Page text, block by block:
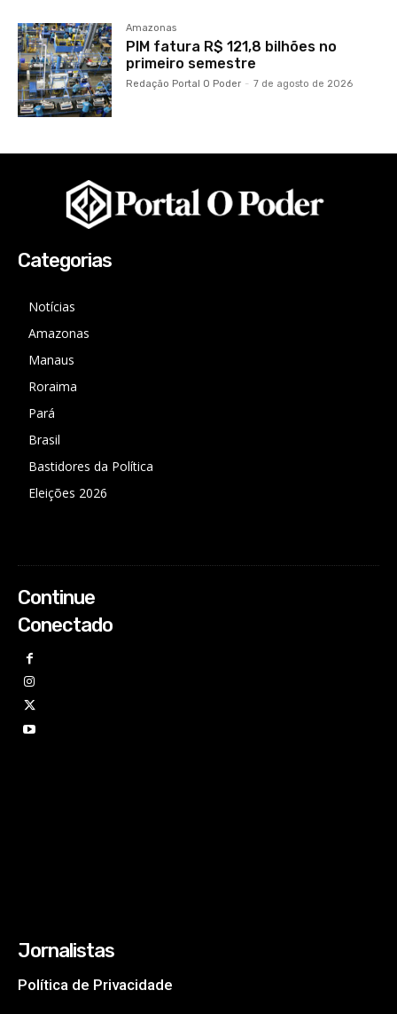
Amazonas
PIM fatura R$ 121,8 bilhões no
primeiro semestre
Redação Portal O Poder - 7 de agosto de 2026
Categorias
Notícias
Amazonas
Manaus
Roraima
Pará
Brasil
Bastidores da Política
Eleições 2026
Continue
Conectado
Jornalistas
Política de Privacidade